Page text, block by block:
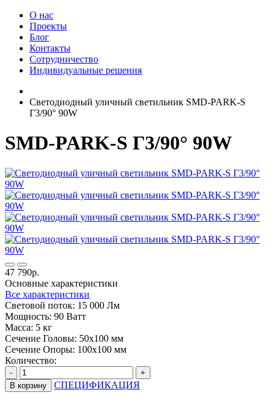
О нас
Проекты
Блог
Контакты
Сотрудничество
Индивидуальные решения
Светодиодный уличный светильник SMD-PARK-S
Г3/90° 90W
SMD-PARK-S Г3/90° 90W
47 790р.
Основные характеристики
Все характеристики
Световой поток: 15 000 Лм
Мощность: 90 Ватт
Масса: 5 кг
Сечение Головы: 50х100 мм
Сечение Опоры: 100х100 мм
Количество:
-
+
В корзину
СПЕЦИФИКАЦИЯ